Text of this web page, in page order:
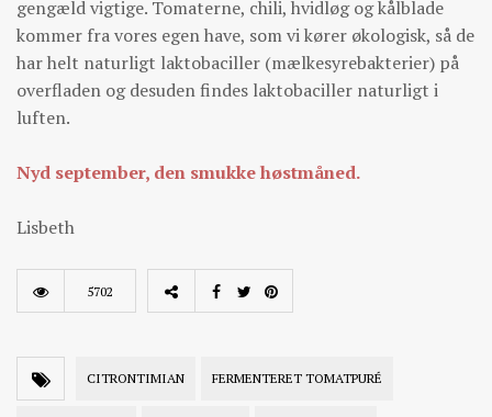
gengæld vigtige. Tomaterne, chili, hvidløg og kålblade
kommer fra vores egen have, som vi kører økologisk, så de
har helt naturligt laktobaciller (mælkesyrebakterier) på
overfladen og desuden findes laktobaciller naturligt i
luften.
Nyd september, den smukke høstmåned.
Lisbeth
5702
CITRONTIMIAN FERMENTERET TOMATPURÉ